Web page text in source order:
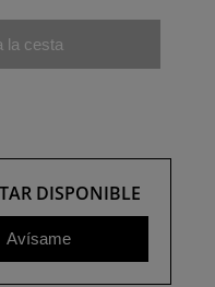
la cesta
DISPONIBLE
Avísame